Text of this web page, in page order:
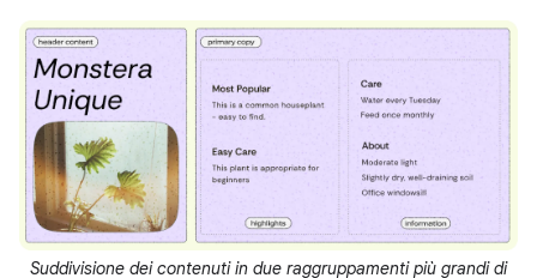
Suddivisione dei contenuti in due raggruppamenti più grandi di